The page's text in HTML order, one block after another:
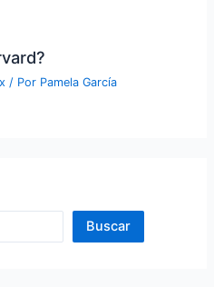
/ Por Pamela García
Buscar